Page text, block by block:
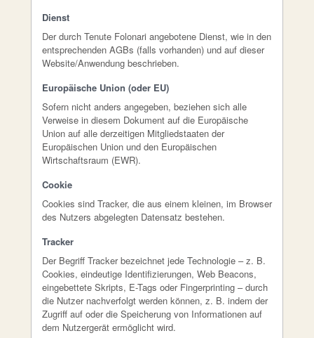
Dienst
Der durch Tenute Folonari angebotene Dienst, wie in den
entsprechenden AGBs (falls vorhanden) und auf dieser
Website/Anwendung beschrieben.
Europäische Union (oder EU)
Sofern nicht anders angegeben, beziehen sich alle
Verweise in diesem Dokument auf die Europäische
Union auf alle derzeitigen Mitgliedstaaten der
Europäischen Union und den Europäischen
Wirtschaftsraum (EWR).
Cookie
Cookies sind Tracker, die aus einem kleinen, im Browser
des Nutzers abgelegten Datensatz bestehen.
Tracker
Der Begriff Tracker bezeichnet jede Technologie – z. B.
Cookies, eindeutige Identifizierungen, Web Beacons,
eingebettete Skripts, E-Tags oder Fingerprinting – durch
die Nutzer nachverfolgt werden können, z. B. indem der
Zugriff auf oder die Speicherung von Informationen auf
dem Nutzergerät ermöglicht wird.